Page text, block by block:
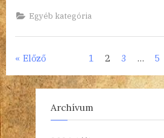
Egyéb kategória
Bejegyzések
lapozása
Előző 1 2 3 … 5
Archívum